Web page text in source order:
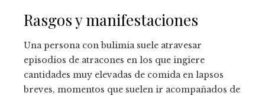
Rasgos y manifestaciones
Una persona con bulimia suele atravesar
episodios de atracones en los que ingiere
cantidades muy elevadas de comida en lapsos
breves, momentos que suelen ir acompañados de